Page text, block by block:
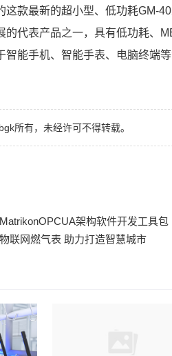
这款最新的超小型、低功耗GM-
的代表产品之一，具有低功耗、
智能手机、智能手表、电脑终端
所有，未经许可不得转载。
架构软件开发工具包
联网燃气表 助力打造智慧城市